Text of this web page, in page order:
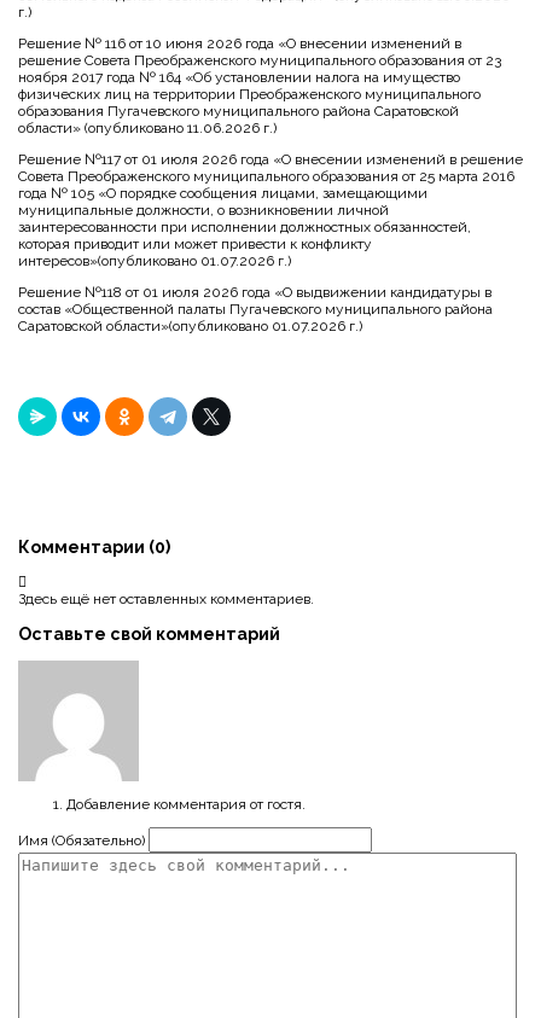
г.)
Решение № 116 от 10 июня 2026 года «О внесении изменений в
решение Совета Преображенского муниципального образования от 23
ноября 2017 года № 164 «Об установлении налога на имущество
физических лиц на территории Преображенского муниципального
образования Пугачевского муниципального района Саратовской
области» (опубликовано 11.06.2026 г.)
Решение №117 от 01 июля 2026 года «О внесении изменений в решение
Совета Преображенского муниципального образования от 25 марта 2016
года № 105 «О порядке сообщения лицами, замещающими
муниципальные должности, о возникновении личной
заинтересованности при исполнении должностных обязанностей,
которая приводит или может привести к конфликту
интересов»(опубликовано 01.07.2026 г.)
Решение №118 от 01 июля 2026 года «О выдвижении кандидатуры в
состав «Общественной палаты Пугачевского муниципального района
Саратовской области»(опубликовано 01.07.2026 г.)
Комментарии (0)
Здесь ещё нет оставленных комментариев.
Оставьте свой комментарий
Добавление комментария от гостя.
Имя (Обязательно)